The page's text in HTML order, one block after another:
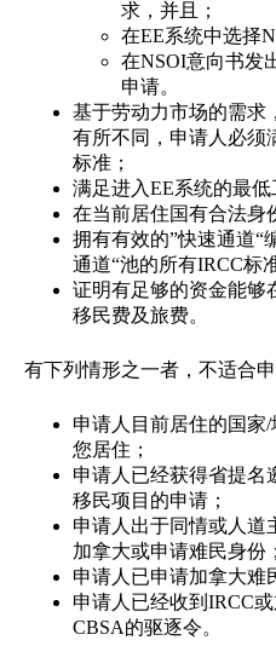
求，并且；
在EE系统中选择
在NSOI意向书发
申请。
基于劳动力市场的需求
有所不同，申请人必须
标准；
满足进入EE系统的最低
在当前居住国有合法身
拥有有效的”快速通道“
通道“池的所有IRCC标
证明有足够的资金能够
移民费及旅费。
有下列情形之一者，不适合申
申请人目前居住的国家
您居住；
申请人已经获得省提名
移民项目的申请；
申请人出于同情或人道
加拿大或申请难民身份；
申请人已申请加拿大难
申请人已经收到IRCC
CBSA的驱逐令。